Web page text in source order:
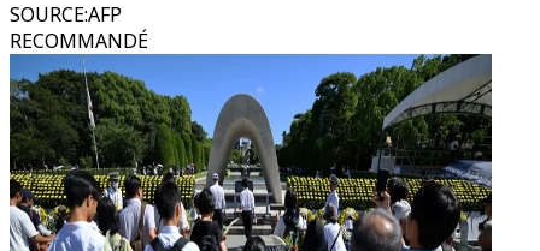
SOURCE:AFP
RECOMMANDÉ